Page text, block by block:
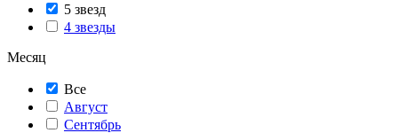
5 звезд
4 звезды
Месяц
Все
Август
Сентябрь